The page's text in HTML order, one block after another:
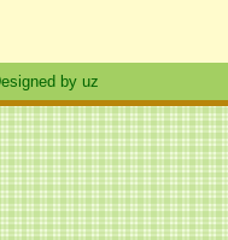
by uz